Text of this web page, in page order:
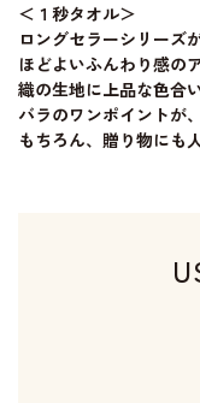
＜１秒タオル＞
ロングセラーシリーズ
ほどよいふんわり感の
織の生地に上品な色合
バラのワンポイントが
もちろん、贈り物にも